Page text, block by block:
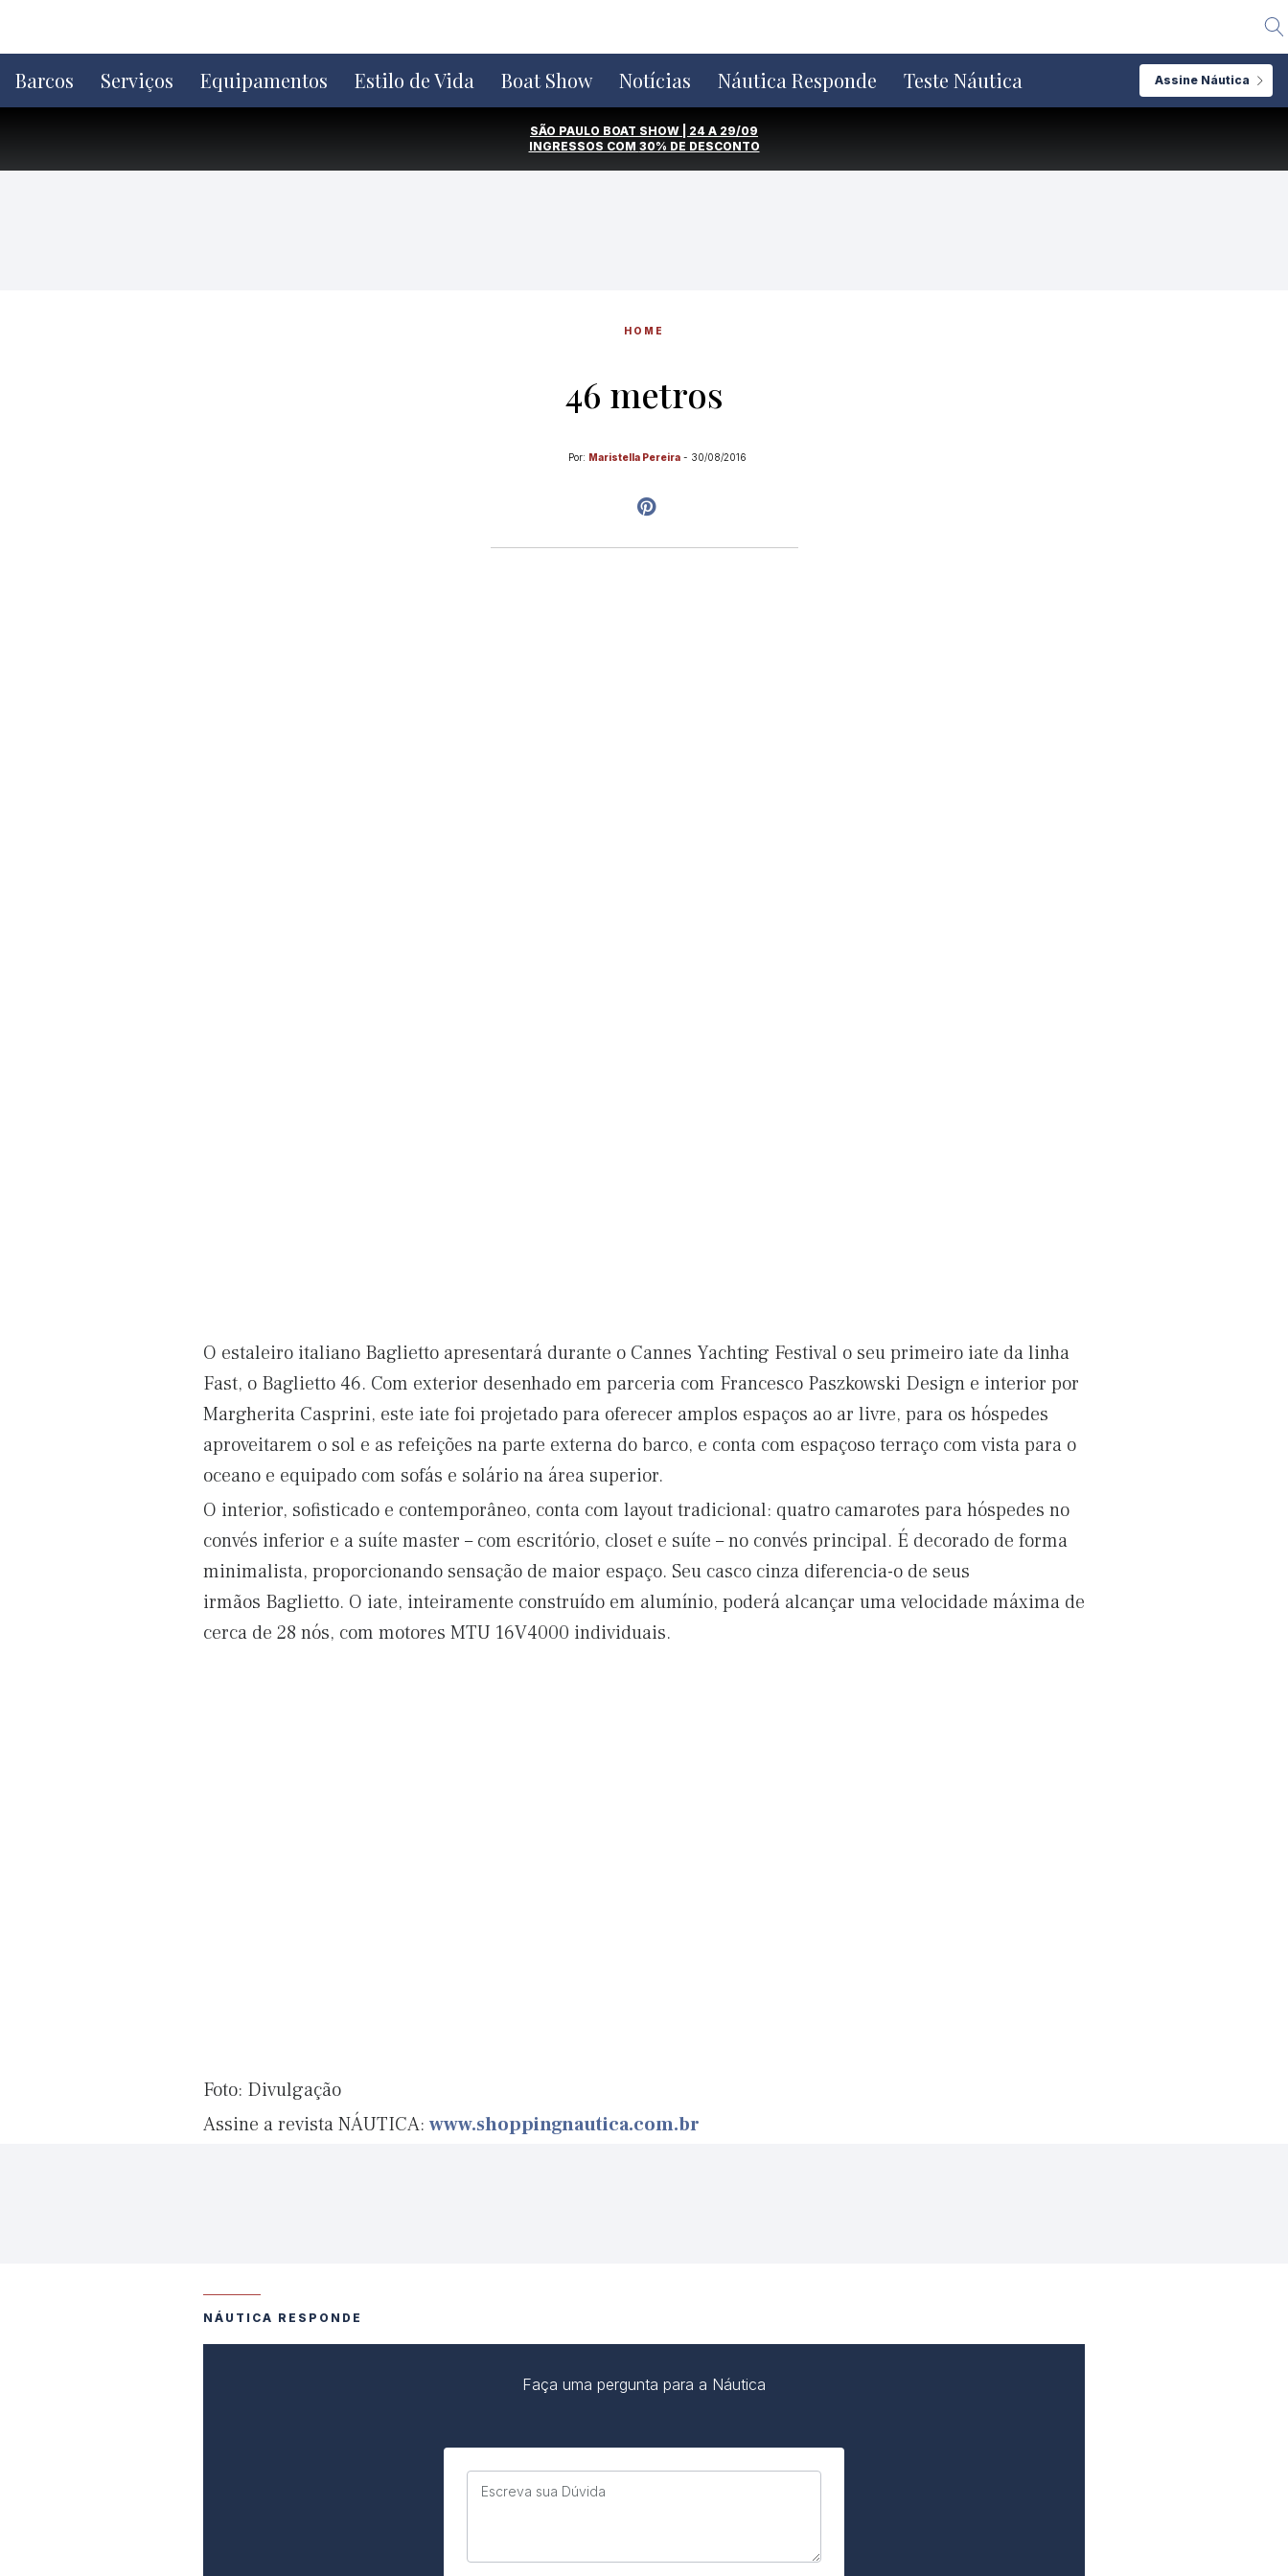
o
conteúdo
Barcos Serviços Equipamentos Estilo de Vida Boat Show Notícias Náutica Responde Teste Náutica Assine Náutica
SÃO PAULO BOAT SHOW | 24 A 29/09
INGRESSOS COM 30% DE DESCONTO
HOME
46 metros
Por: Maristella Pereira - 30/08/2016
O estaleiro italiano Baglietto apresentará durante o Cannes Yachting Festival o seu primeiro iate da linha
Fast, o Baglietto 46. Com exterior desenhado em parceria com Francesco Paszkowski Design e interior por
Margherita Casprini, este iate foi projetado para oferecer amplos espaços ao ar livre, para os hóspedes
aproveitarem o sol e as refeições na parte externa do barco, e conta com espaçoso terraço com vista para o
oceano e equipado com sofás e solário na área superior.
O interior, sofisticado e contemporâneo, conta com layout tradicional: quatro camarotes para hóspedes no
convés inferior e a suíte master – com escritório, closet e suíte – no convés principal. É decorado de forma
minimalista, proporcionando sensação de maior espaço. Seu casco cinza diferencia-o de seus
irmãos Baglietto. O iate, inteiramente construído em alumínio, poderá alcançar uma velocidade máxima de
cerca de 28 nós, com motores MTU 16V4000 individuais.
Foto: Divulgação
Assine a revista NÁUTICA: www.shoppingnautica.com.br
NÁUTICA RESPONDE
Faça uma pergunta para a Náutica
Escreva sua Dúvida